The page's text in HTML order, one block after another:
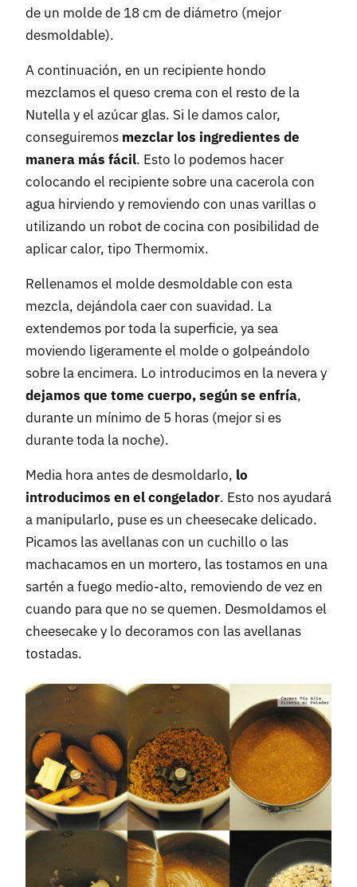
de un molde de 18 cm de diámetro (mejor
desmoldable).
A continuación, en un recipiente hondo
mezclamos el queso crema con el resto de la
Nutella y el azúcar glas. Si le damos calor,
conseguiremos mezclar los ingredientes de
manera más fácil. Esto lo podemos hacer
colocando el recipiente sobre una cacerola con
agua hirviendo y removiendo con unas varillas o
utilizando un robot de cocina con posibilidad de
aplicar calor, tipo Thermomix.
Rellenamos el molde desmoldable con esta
mezcla, dejándola caer con suavidad. La
extendemos por toda la superficie, ya sea
moviendo ligeramente el molde o golpeándolo
sobre la encimera. Lo introducimos en la nevera y
dejamos que tome cuerpo, según se enfría,
durante un mínimo de 5 horas (mejor si es
durante toda la noche).
Media hora antes de desmoldarlo, lo
introducimos en el congelador. Esto nos ayudará
a manipularlo, puse es un cheesecake delicado.
Picamos las avellanas con un cuchillo o las
machacamos en un mortero, las tostamos en una
sartén a fuego medio-alto, removiendo de vez en
cuando para que no se quemen. Desmoldamos el
cheesecake y lo decoramos con las avellanas
tostadas.